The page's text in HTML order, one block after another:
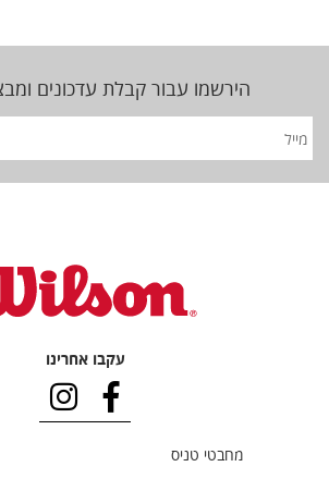
הירשמו עבור קבלת עדכונים
עקבו אחרינו
מחבטי טניס